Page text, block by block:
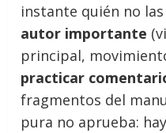
instante quién no
autor importante
principal,
practicar
fragmentos del
pura no aprueba: